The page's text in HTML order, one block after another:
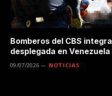
Bomberos del CBS
desplegada en
09/07/2026 NOTICIAS